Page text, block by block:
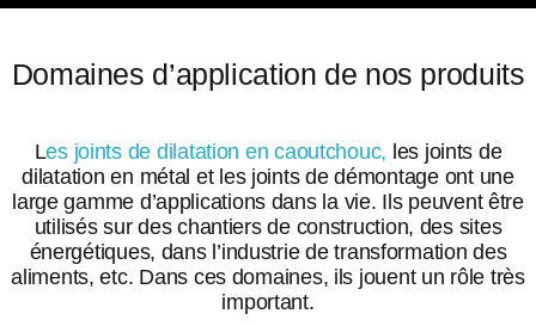
Domaines d’application de nos produits
Les joints de dilatation en caoutchouc, les joints de
dilatation en métal et les joints de démontage ont une
large gamme d’applications dans la vie. Ils peuvent être
utilisés sur des chantiers de construction, des sites
énergétiques, dans l’industrie de transformation des
aliments, etc. Dans ces domaines, ils jouent un rôle très
important.